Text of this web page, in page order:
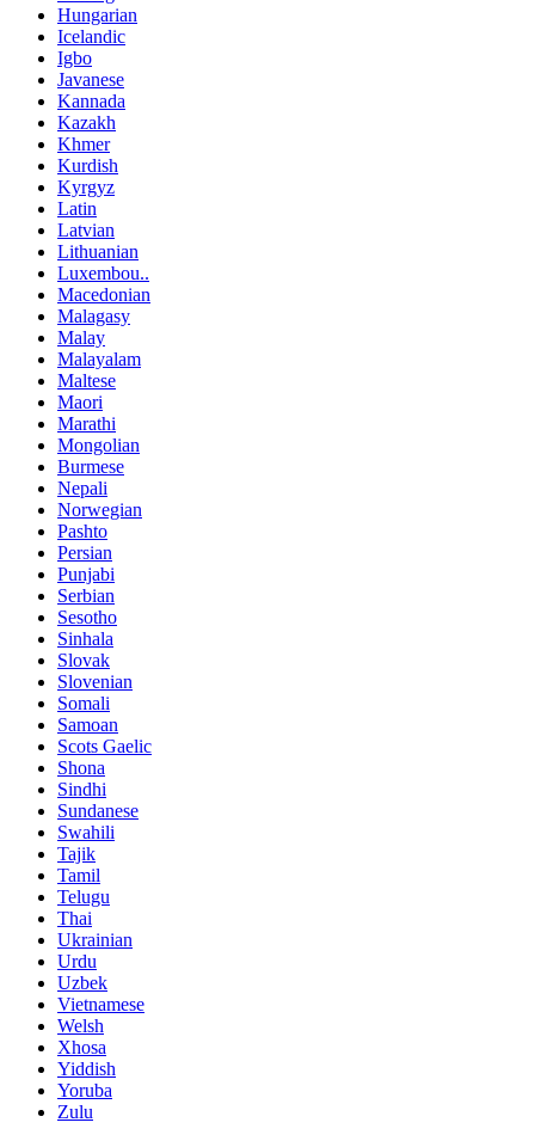
Hungarian
Icelandic
Igbo
Javanese
Kannada
Kazakh
Khmer
Kurdish
Kyrgyz
Latin
Latvian
Lithuanian
Luxembou..
Macedonian
Malagasy
Malay
Malayalam
Maltese
Maori
Marathi
Mongolian
Burmese
Nepali
Norwegian
Pashto
Persian
Punjabi
Serbian
Sesotho
Sinhala
Slovak
Slovenian
Somali
Samoan
Scots Gaelic
Shona
Sindhi
Sundanese
Swahili
Tajik
Tamil
Telugu
Thai
Ukrainian
Urdu
Uzbek
Vietnamese
Welsh
Xhosa
Yiddish
Yoruba
Zulu